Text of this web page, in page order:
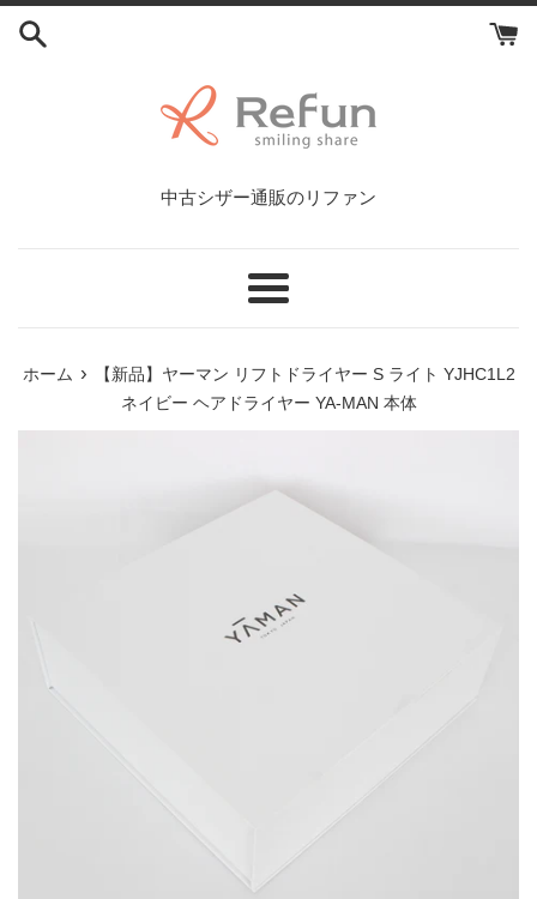
コ
中古シザー通販のリファン
メ
ー
ホーム ›
【新品】ヤーマン リフトドライヤー S ライト YJHC1L2
ネイビー ヘアドライヤー YA-MAN 本体